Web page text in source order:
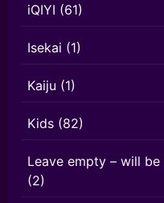
iQIYI (61)
Isekai (1)
Kaiju (1)
Kids (82)
Leave empty – will
(2)